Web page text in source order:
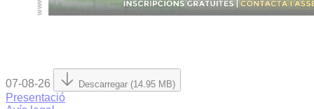
07-08-26 Descarregar (14.95 MB)
Presentació